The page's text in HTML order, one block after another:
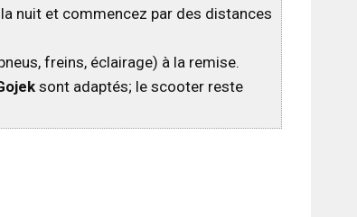
nuit et commencez par des distances
freins, éclairage) à la remise.
sont adaptés; le scooter reste